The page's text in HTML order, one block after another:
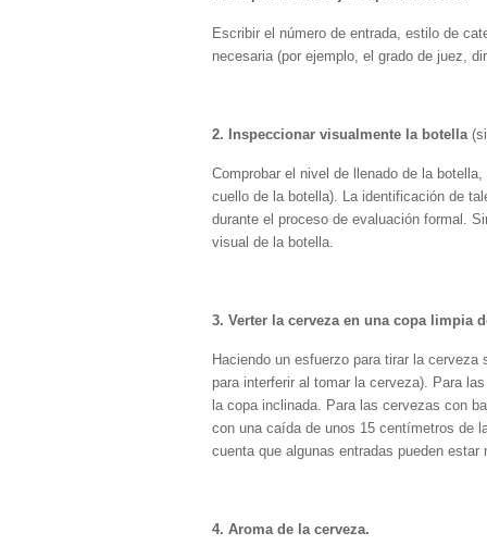
Escribir el número de entrada, estilo de
necesaria (por ejemplo, el grado de juez,
2. Inspeccionar visualmente la botella
Comprobar el nivel de llenado de la
cuello de la botella). La identificación de
durante el proceso de evaluación formal.
visual de la botella.
3. Verter la cerveza en una copa limpia
Haciendo un esfuerzo para tirar la
para interferir al tomar la cerveza). Para
la copa inclinada. Para las cervezas con
con una caída de unos 15 centímetros de
cuenta que algunas entradas pueden
4. Aroma de la cerveza.